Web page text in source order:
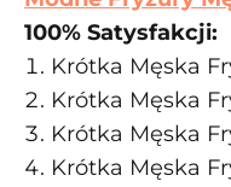
100% Satysfakcji:
Krótka Męska
Krótka Męska
Krótka Męska
Krótka Męska